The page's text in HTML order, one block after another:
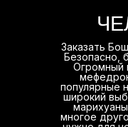
Заказать
Безопасно,
Огромный
популярные
широкий
многое